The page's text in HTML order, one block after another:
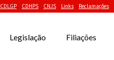
CDLGP CDHPS CNJS Links Reclamações
Legislação Filiações